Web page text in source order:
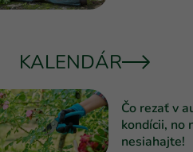
KALENDÁR
Čo rezať v
kondícii, no
nesiahajte!